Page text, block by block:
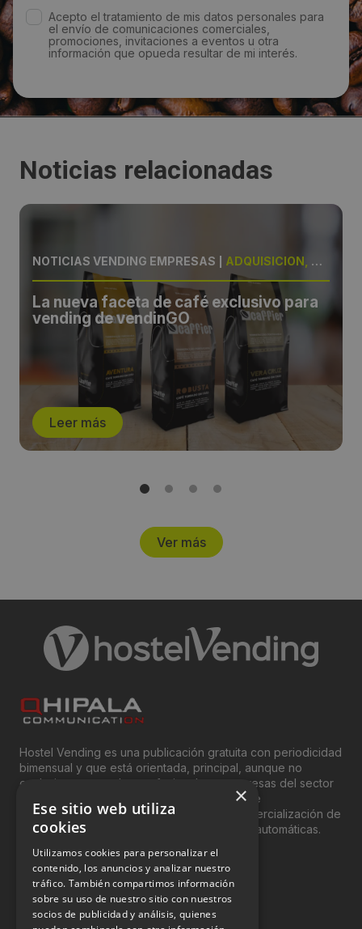
Acepto el tratamiento de mis datos personales para
el envío de comunicaciones comerciales,
promociones, invitaciones a eventos u otra
información que opueda resultar de mi interés.
Noticias relacionadas
NOTICIAS VENDING EMPRESAS ADQUISICIÓN, CAFÉ
La nueva faceta de café exclusivo para
vending de vendinGO
Leer más
Ver más
Hostel Vending es una publicación gratuita con periodicidad
bimensual y que está orientada, principal, aunque no
exclusivamente, a los profesionales y empresas del sector
del “Vending”; nombre con el que se conoce
genéricamente entre profesionales a la comercialización de
productos y servicios a través de máquinas automáticas.
INFORMACIÓN LEGAL
Aviso Legal
×
Ese sitio web utiliza
cookies
Utilizamos cookies para personalizar el
contenido, los anuncios y analizar nuestro
tráfico. También compartimos información
sobre su uso de nuestro sitio con nuestros
socios de publicidad y análisis, quienes